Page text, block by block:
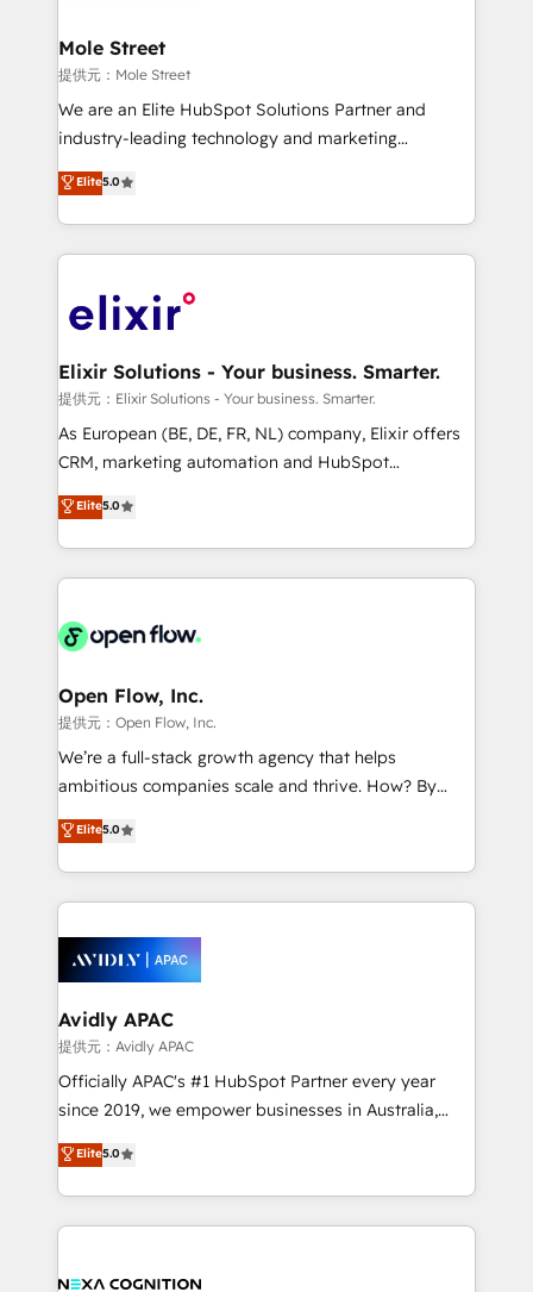
Healthcare: HIPAA implementations; secure data
workflows 💼 Financial Services: compliant
workflows; audit-ready reporting ⚖️ Legal: client
intake; pipeline and document workflows 🛒 E-
revenue automation 🏢 Real Estate: deal pipelines;
portfolio and lifecycle management 🏭
HIPAA-aware; CASL-compliant; GDPR-ready
implementations where required 💡 Why 500+
built to scale.
Mole Street
提供元：Mole Street
We are an Elite HubSpot Solutions Partner and
industry-leading technology and marketing
consultancy. Our focus is on enterprise and mid-
market B2B companies globally that want a strategic
approach to execute their goals through creative
applications of our solutions; Technical HubSpot
Design, Migrations + Integrations. Mole Street’s
greatness, which is achieved through creating
absolute clarity, derived from a well-defined
strategy, executed well, and reported on with clear
results. The culture is driven by core values; Joy, Grit,
Mindedness, and Clarity. We are driven to win for the
collective good of the company and its clientele, and
things are happening.
Elite5.0
Elixir Solutions - Your business. Smarter.
提供元：Elixir Solutions - Your business. Smarter.
As European (BE, DE, FR, NL) company, Elixir offers
CRM, marketing automation and HubSpot
integration products and services to mid-market
and enterprise customers. We ensure that your sales,
service and marketing department operates in the
most effective way, while at the same time
integrated buyers journey. Elixir is located in
and Amsterdam. Elixir is a first mover and leader
when it comes to HubSpot sales and service
implementations, highly renowned for our business
acumen, process (re-)design experience and a
integrate HubSpot with complex solutions like SAP,
MicroSoft, custom solutions,... Our company also has
Retail execution, CPQ, customer portals and
HubSpot CMS developments. And we're champions
Elite5.0
Open Flow, Inc.
提供元：Open Flow, Inc.
We’re a full-stack growth agency that helps
ambitious companies scale and thrive. How? By
upgrading and streamlining every single revenue-
generating aspect of your business. We’re proud
HubSpot Elite Solutions Partners and devout CRM
nerds who can harness HubSpot’s custom digital
experience. Working hand-in-hand with your team,
we’ll assemble a RevOps machine that drives more
traffic, generates better leads and crushes your
revenue goals. We've worked with thousands of
HubSpot customers and we'd love to work with you
too! Clients come to us for: Advanced CRM solutions
HubSpot Data System Migrations between systems
to HubSpot New lead generation strategies Time-
Elite5.0
Avidly APAC
提供元：Avidly APAC
Officially APAC's #1 HubSpot Partner every year
since 2019, we empower businesses in Australia,
New Zealand, and globally to realise their full
potential through enterprise HubSpot CRM
implementation. And we deliver best practice across
the whole HubSpot platform, covering marketing,
all businesses, from start-up to Enterprise, and have
Elite5.0